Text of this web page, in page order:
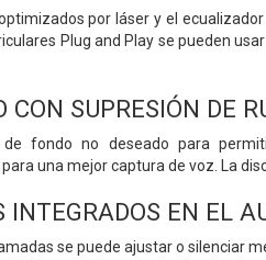
por láser y el
Plug and Play se pueden
CON SUPRESIÓN DE
fondo no deseado para
una mejor captura de voz. La
INTEGRADOS EN EL
se puede ajustar o silenciar